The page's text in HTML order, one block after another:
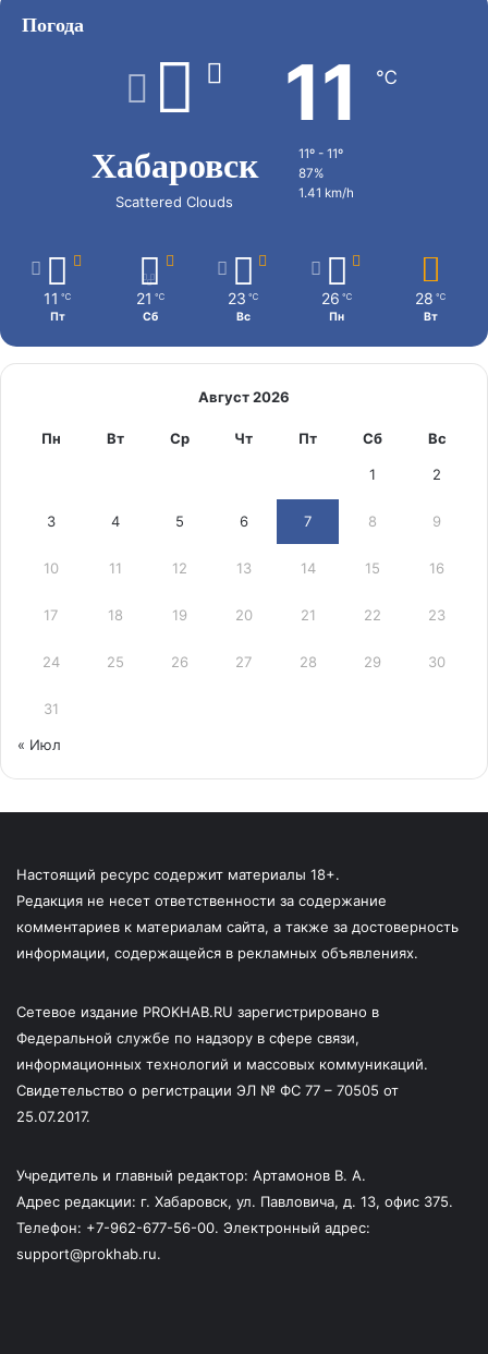
Погода
Хабаровск
Scattered Clouds
11 ℃
11º - 11º
87%
1.41 km/h
11 ℃
Пт
21 ℃
Сб
23 ℃
Вс
26 ℃
Пн
28 ℃
Вт
Август 2026
Пн Вт Ср Чт Пт Сб Вс
1 2
3 4 5 6 7 8 9
10 11 12 13 14 15 16
17 18 19 20 21 22 23
24 25 26 27 28 29 30
31
« Июл
Настоящий ресурс содержит материалы 18+.
Редакция не несет ответственности за содержание
комментариев к материалам сайта, а также за достоверность
информации, содержащейся в рекламных объявлениях.
Сетевое издание PROKHAB.RU зарегистрировано в
Федеральной службе по надзору в сфере связи,
информационных технологий и массовых коммуникаций.
Свидетельство о регистрации ЭЛ № ФС 77 – 70505 от
25.07.2017.
Учредитель и главный редактор: Артамонов В. А.
Адрес редакции: г. Хабаровск, ул. Павловича, д. 13, офис 375.
Телефон: +7-962-677-56-00. Электронный адрес:
support@prokhab.ru.